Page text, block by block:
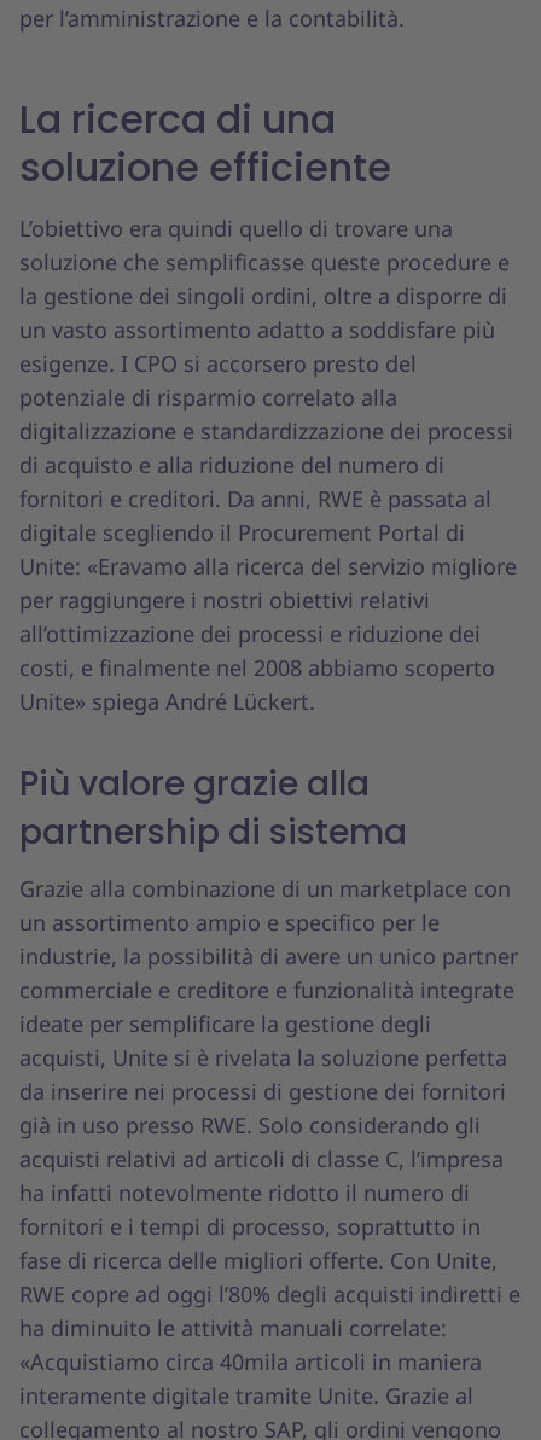
per l’amministrazione e la contabilità.
La ricerca di una
soluzione efficiente
L’obiettivo era quindi quello di trovare una
soluzione che semplificasse queste procedure e
la gestione dei singoli ordini, oltre a disporre di
un vasto assortimento adatto a soddisfare più
esigenze. I CPO si accorsero presto del
potenziale di risparmio correlato alla
digitalizzazione e standardizzazione dei processi
di acquisto e alla riduzione del numero di
fornitori e creditori. Da anni, RWE è passata al
digitale scegliendo il Procurement Portal di
Unite: «Eravamo alla ricerca del servizio migliore
per raggiungere i nostri obiettivi relativi
all’ottimizzazione dei processi e riduzione dei
costi, e finalmente nel 2008 abbiamo scoperto
Unite» spiega André Lückert.
Più valore grazie alla
partnership di sistema
Grazie alla combinazione di un marketplace con
un assortimento ampio e specifico per le
industrie, la possibilità di avere un unico partner
commerciale e creditore e funzionalità integrate
ideate per semplificare la gestione degli
acquisti, Unite si è rivelata la soluzione perfetta
da inserire nei processi di gestione dei fornitori
già in uso presso RWE. Solo considerando gli
acquisti relativi ad articoli di classe C, l’impresa
ha infatti notevolmente ridotto il numero di
fornitori e i tempi di processo, soprattutto in
fase di ricerca delle migliori offerte. Con Unite,
RWE copre ad oggi l’80% degli acquisti indiretti e
ha diminuito le attività manuali correlate:
«Acquistiamo circa 40mila articoli in maniera
interamente digitale tramite Unite. Grazie al
collegamento al nostro SAP, gli ordini vengono